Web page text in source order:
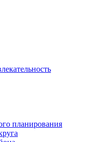
планирования